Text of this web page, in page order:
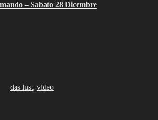
– Sabato 28 Dicembre
das lust, video